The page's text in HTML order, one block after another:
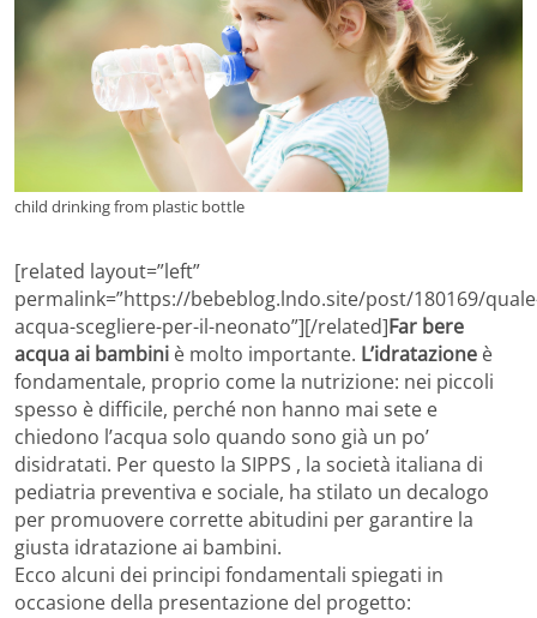
child drinking from plastic bottle
[related layout=”left”
permalink=”https://bebeblog.lndo.site/post/180169/
acqua-scegliere-per-il-neonato”][/related]Far bere
acqua ai bambini è molto importante. L’idratazione è
fondamentale, proprio come la nutrizione: nei piccoli
spesso è difficile, perché non hanno mai sete e
chiedono l’acqua solo quando sono già un po’
disidratati. Per questo la SIPPS , la società italiana di
pediatria preventiva e sociale, ha stilato un decalogo
per promuovere corrette abitudini per garantire la
giusta idratazione ai bambini.
Ecco alcuni dei principi fondamentali spiegati in
occasione della presentazione del progetto: